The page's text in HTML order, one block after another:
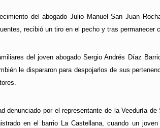
del abogado Julio Manuel San Juan
recibió un tiro en el pecho y tras
del joven abogado Sergio Andrés Díaz
le dispararon para despojarlos de sus
denunciado por el representante de la Veeduría
en el barrio La Castellana, cuando un